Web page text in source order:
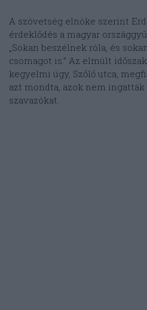
A szövetség elnöke szerint
érdeklődés a magyar
„Sokan beszélnek róla, és
csomagot is.” Az elmúlt
kegyelmi ügy, Szőlő utca,
azt mondta, azok nem
szavazókat.